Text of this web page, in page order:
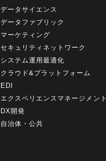
データサイエンス
データファブリック
マーケティング
セキュリティネットワーク
システム運用最適化
クラウド&プラットフォーム
EDI
エクスペリエンスマネージメント
DX開発
自治体・公共